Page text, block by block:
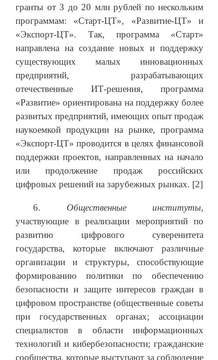
гранты от 3 до 20 млн рублей по нескольким
программам: «Старт-ЦТ», «Развитие-ЦТ» и
«Экспорт-ЦТ». Так, программа «Старт»
направлена на создание новых и поддержку
существующих малых инновационных
предприятий, разрабатывающих
отечественные ИТ-решения, программа
«Развитие» ориентирована на поддержку более
развитых предприятий, имеющих опыт продаж
наукоемкой продукции на рынке, программа
«Экспорт-ЦТ» проводится в целях финансовой
поддержки проектов, направленных на начало
или продолжение продаж российских
цифровых решений на зарубежных рынках. [2]
6. Общественные институты,
участвующие в реализации мероприятий по
развитию цифрового суверенитета
государства, которые включают различные
организации и структуры, способствующие
формированию политики по обеспечению
безопасности и защите интересов граждан в
цифровом пространстве (общественные советы
при государственных органах; ассоциации
специалистов в области информационных
технологий и кибербезопасности; гражданские
сообщества, которые выступают за соблюдение